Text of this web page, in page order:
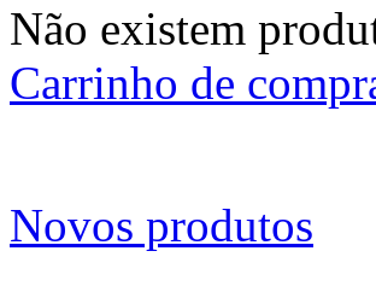
Não existem
Carrinho de
Novos produtos